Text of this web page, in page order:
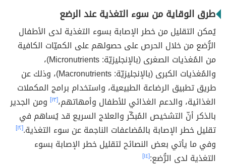
طرق الوقاية من سوء التغذية عند الرضع
يُمكن التقليل من خطر الإصابة بسوء التغذية لدى الأطفال
الرُّضع من خلال الحرص على حصولهم على الكميّات الكافية
من المُغذيات الصغرى (بالإنجليزيّة: Micronutrients)،
والمُغذيات الكبرى (بالإنجليزيّة: Macronutrients)، وذلك عن
طريق تطبيق الرضاعة الطبيعية، واستخدام برامج المكملات
الغذائية، والدعم الغذائي للأطفال وأمهاتهم،[١٣]
ومن الجدير
بالذكر أنّ التشخيص المُبكّر والعلاج السريع قد يُساهم في
تقليل خطر الإصابة بالمُضاعفات الناجمة عن سوء التغذية.[١٢]
وفي ما يأتي بعض النصائح لتقليل خطر الإصابة بسوء
التغذية لدى الرُّضع:[١٤]